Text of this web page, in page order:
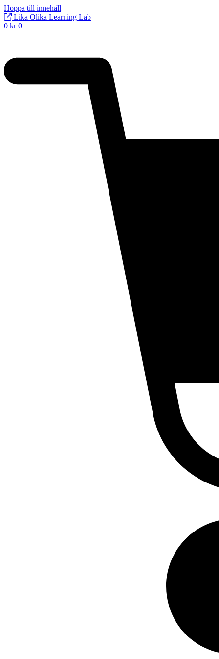
Hoppa till innehåll
Lika Olika Learning Lab
0 kr 0